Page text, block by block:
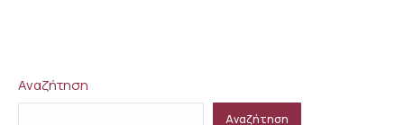
Αναζήτηση
Αναζήτηση